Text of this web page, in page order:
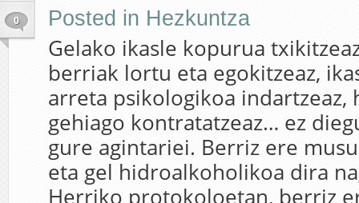
0 Posted in Hezkuntza
Gelako ikasle kopurua
berriak lortu eta egokitzeaz,
arreta psikologikoa indartzeaz,
gehiago kontratatzeaz… ez
gure agintariei. Berriz ere
eta gel hidroalkoholikoa dira
Herriko protokoloetan, berriz